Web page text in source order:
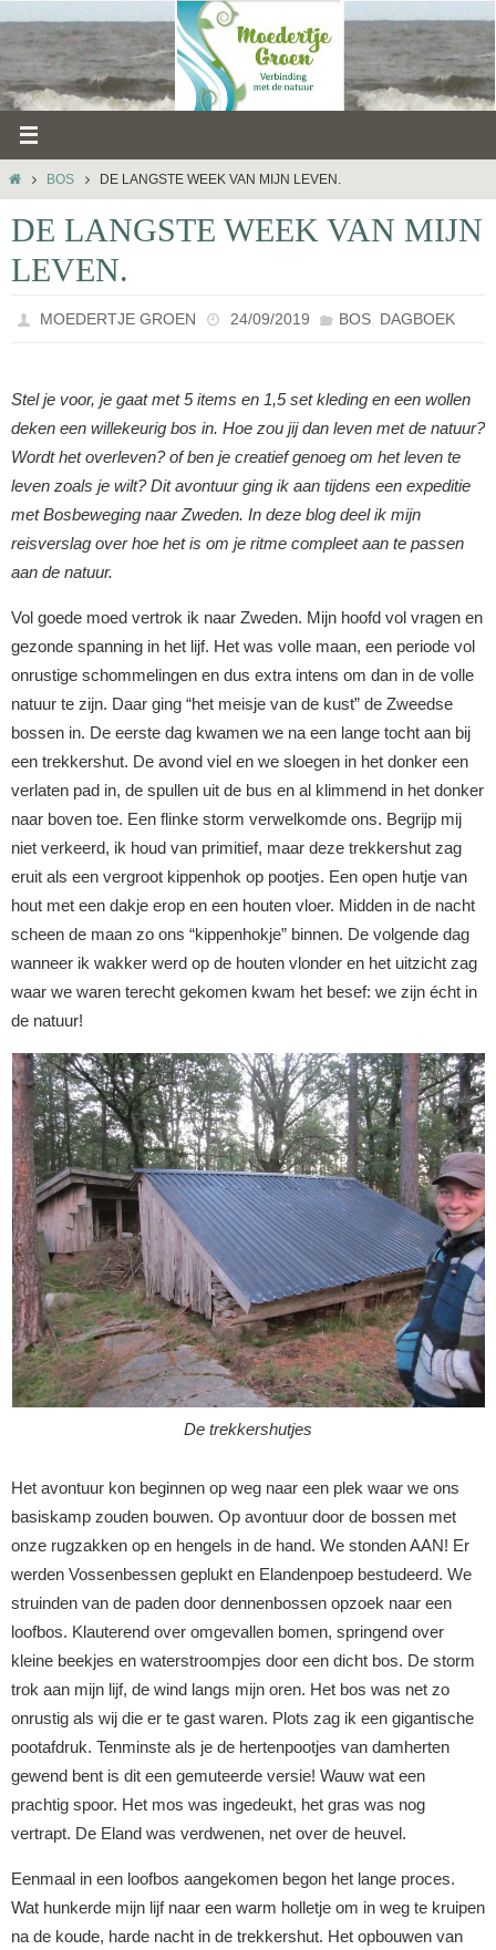
naar
inhoud
HOMEBOS DE LANGSTE WEEK VAN MIJN LEVEN.
DE LANGSTE WEEK VAN MIJN
LEVEN.
MOEDERTJE GROEN 24/09/2019 BOS, DAGBOEK
Stel je voor, je gaat met 5 items en 1,5 set kleding en een wollen
deken een willekeurig bos in. Hoe zou jij dan leven met de natuur?
Wordt het overleven? of ben je creatief genoeg om het leven te
leven zoals je wilt? Dit avontuur ging ik aan tijdens een expeditie
met Bosbeweging naar Zweden. In deze blog deel ik mijn
reisverslag over hoe het is om je ritme compleet aan te passen
aan de natuur.
Vol goede moed vertrok ik naar Zweden. Mijn hoofd vol vragen en
gezonde spanning in het lijf. Het was volle maan, een periode vol
onrustige schommelingen en dus extra intens om dan in de volle
natuur te zijn. Daar ging “het meisje van de kust” de Zweedse
bossen in. De eerste dag kwamen we na een lange tocht aan bij
een trekkershut. De avond viel en we sloegen in het donker een
verlaten pad in, de spullen uit de bus en al klimmend in het donker
naar boven toe. Een flinke storm verwelkomde ons. Begrijp mij
niet verkeerd, ik houd van primitief, maar deze trekkershut zag
eruit als een vergroot kippenhok op pootjes. Een open hutje van
hout met een dakje erop en een houten vloer. Midden in de nacht
scheen de maan zo ons “kippenhokje” binnen. De volgende dag
wanneer ik wakker werd op de houten vlonder en het uitzicht zag
waar we waren terecht gekomen kwam het besef: we zijn écht in
de natuur!
De trekkershutjes
Het avontuur kon beginnen op weg naar een plek waar we ons
basiskamp zouden bouwen. Op avontuur door de bossen met
onze rugzakken op en hengels in de hand. We stonden AAN! Er
werden Vossenbessen geplukt en Elandenpoep bestudeerd. We
struinden van de paden door dennenbossen opzoek naar een
loofbos. Klauterend over omgevallen bomen, springend over
kleine beekjes en waterstroompjes door een dicht bos. De storm
trok aan mijn lijf, de wind langs mijn oren. Het bos was net zo
onrustig als wij die er te gast waren. Plots zag ik een gigantische
pootafdruk. Tenminste als je de hertenpootjes van damherten
gewend bent is dit een gemuteerde versie! Wauw wat een
prachtig spoor. Het mos was ingedeukt, het gras was nog
vertrapt. De Eland was verdwenen, net over de heuvel.
Eenmaal in een loofbos aangekomen begon het lange proces.
Wat hunkerde mijn lijf naar een warm holletje om in weg te kruipen
na de koude, harde nacht in de trekkershut. Het opbouwen van